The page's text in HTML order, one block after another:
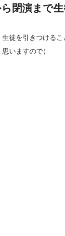
ら閉演まで
徒を引きつける
いますので）